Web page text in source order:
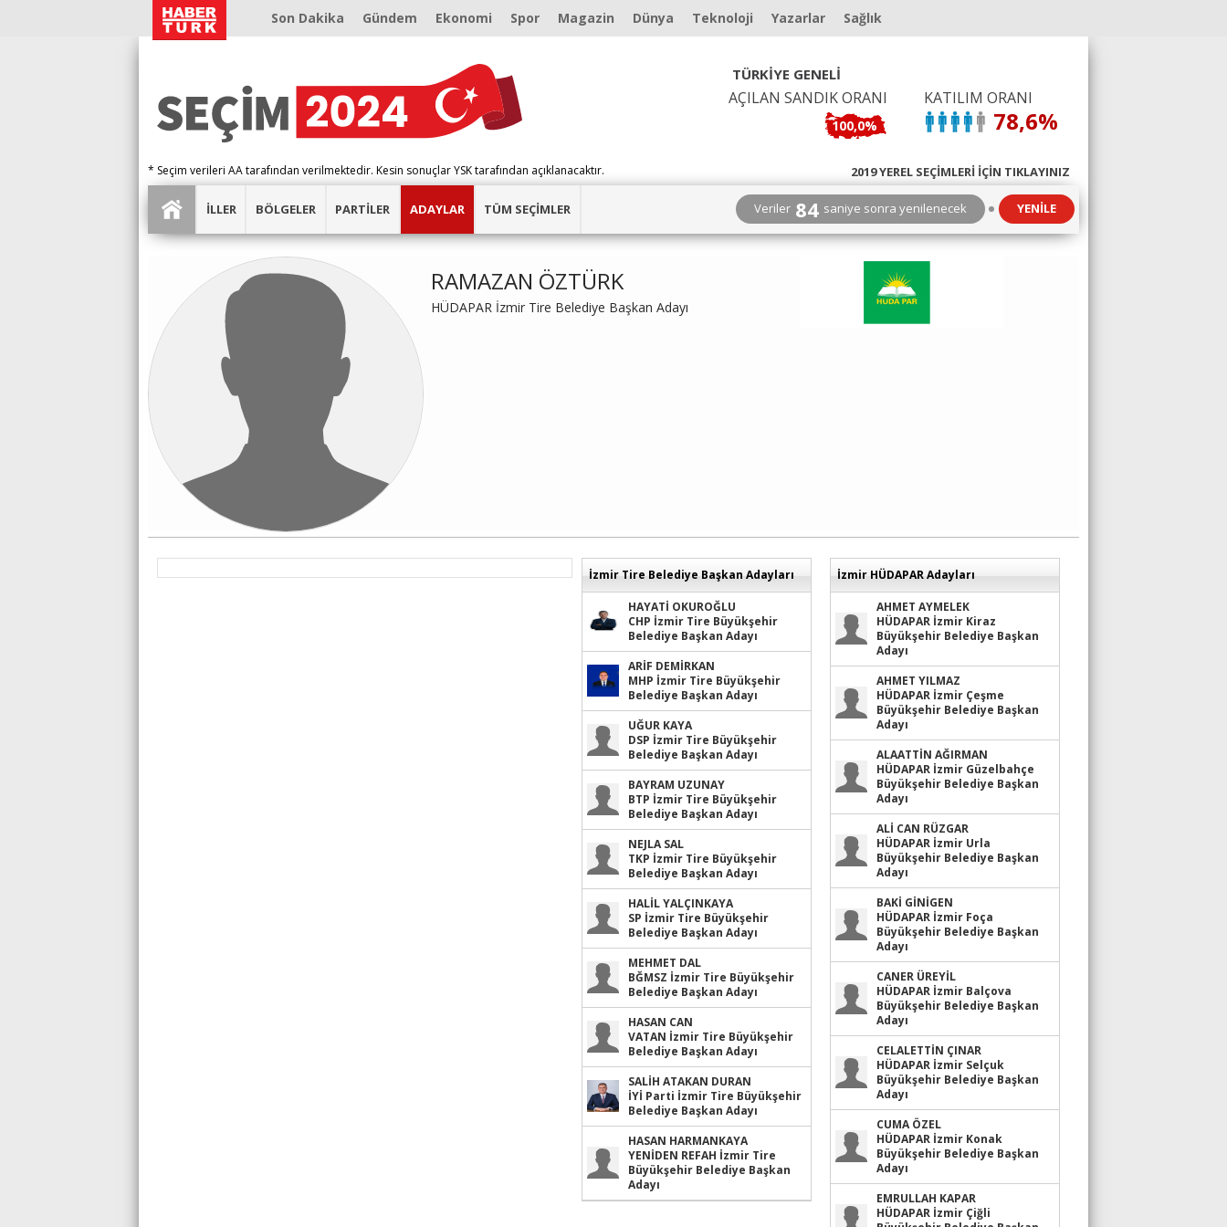
Son Dakika Gündem Ekonomi Spor Magazin Dünya Teknoloji Yazarlar Sağlık
* Seçim verileri AA tarafından verilmektedir. Kesin sonuçlar YSK tarafından açıklanacaktır.
TÜRKİYE GENELİ
AÇILAN SANDIK ORANI
100,0%
KATILIM ORANI
78,6%
2019 YEREL SEÇİMLERİ İÇİN TIKLAYINIZ
İLLER BÖLGELER PARTİLER ADAYLAR TÜM SEÇİMLER Veriler 83 saniye sonra yenilenecek YENİLE
RAMAZAN ÖZTÜRK
HÜDAPAR İzmir Tire Belediye Başkan Adayı
İzmir Tire Belediye Başkan Adayları
HAYATİ OKUROĞLU
CHP İzmir Tire Büyükşehir
Belediye Başkan Adayı
ARİF DEMİRKAN
MHP İzmir Tire Büyükşehir
Belediye Başkan Adayı
UĞUR KAYA
DSP İzmir Tire Büyükşehir
Belediye Başkan Adayı
BAYRAM UZUNAY
BTP İzmir Tire Büyükşehir
Belediye Başkan Adayı
NEJLA SAL
TKP İzmir Tire Büyükşehir
Belediye Başkan Adayı
HALİL YALÇINKAYA
SP İzmir Tire Büyükşehir
Belediye Başkan Adayı
MEHMET DAL
BĞMSZ İzmir Tire Büyükşehir
Belediye Başkan Adayı
HASAN CAN
VATAN İzmir Tire Büyükşehir
Belediye Başkan Adayı
SALİH ATAKAN DURAN
İYİ Parti İzmir Tire Büyükşehir
Belediye Başkan Adayı
HASAN HARMANKAYA
YENİDEN REFAH İzmir Tire
Büyükşehir Belediye Başkan
Adayı
İzmir HÜDAPAR Adayları
AHMET AYMELEK
HÜDAPAR İzmir Kiraz
Büyükşehir Belediye Başkan
Adayı
AHMET YILMAZ
HÜDAPAR İzmir Çeşme
Büyükşehir Belediye Başkan
Adayı
ALAATTİN AĞIRMAN
HÜDAPAR İzmir Güzelbahçe
Büyükşehir Belediye Başkan
Adayı
ALİ CAN RÜZGAR
HÜDAPAR İzmir Urla
Büyükşehir Belediye Başkan
Adayı
BAKİ GİNİGEN
HÜDAPAR İzmir Foça
Büyükşehir Belediye Başkan
Adayı
CANER ÜREYİL
HÜDAPAR İzmir Balçova
Büyükşehir Belediye Başkan
Adayı
CELALETTİN ÇINAR
HÜDAPAR İzmir Selçuk
Büyükşehir Belediye Başkan
Adayı
CUMA ÖZEL
HÜDAPAR İzmir Konak
Büyükşehir Belediye Başkan
Adayı
EMRULLAH KAPAR
HÜDAPAR İzmir Çiğli